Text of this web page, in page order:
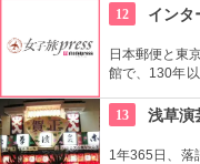
ラス席からは
ることができる
12 インタ
日本郵便と東
館で、130年
ている。
13 浅草演
1年365日、落